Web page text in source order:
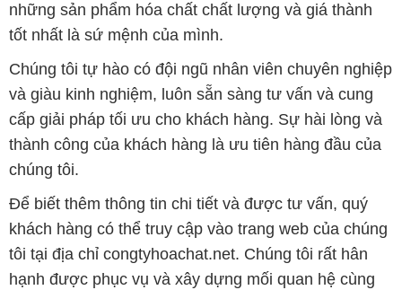
những sản phẩm hóa chất chất lượng và giá thành
tốt nhất là sứ mệnh của mình.
Chúng tôi tự hào có đội ngũ nhân viên chuyên nghiệp
và giàu kinh nghiệm, luôn sẵn sàng tư vấn và cung
cấp giải pháp tối ưu cho khách hàng. Sự hài lòng và
thành công của khách hàng là ưu tiên hàng đầu của
chúng tôi.
Để biết thêm thông tin chi tiết và được tư vấn, quý
khách hàng có thể truy cập vào trang web của chúng
tôi tại địa chỉ congtyhoachat.net. Chúng tôi rất hân
hạnh được phục vụ và xây dựng mối quan hệ cùng